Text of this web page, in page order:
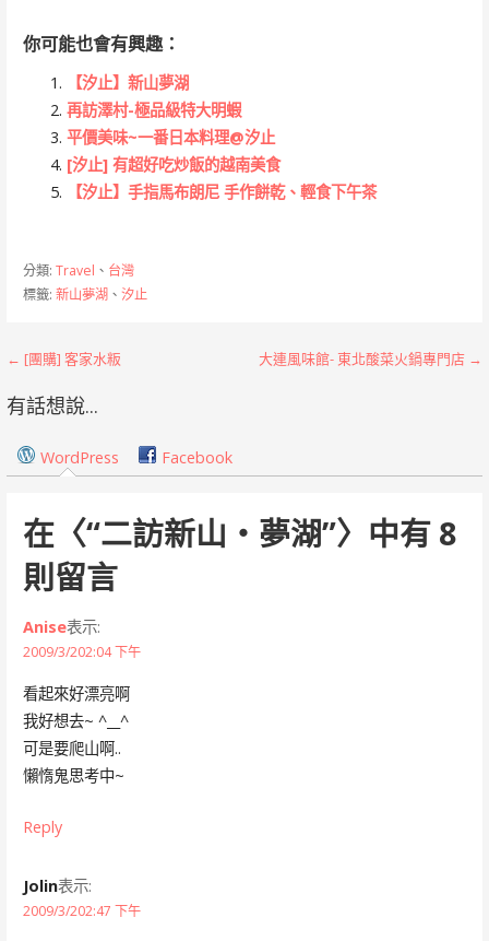
你可能也會有興趣：
【汐止】新山夢湖
再訪澤村-極品級特大明蝦
平價美味~一番日本料理@汐止
[汐止] 有超好吃炒飯的越南美食
【汐止】手指馬布朗尼 手作餅乾、輕食下午茶
分類: Travel 、 台灣
標籤: 新山夢湖 、 汐止
文
章
導
覽
← [團購] 客家水粄 大連風味館- 東北酸菜火鍋專門店 →
有話想說...
WordPress Facebook
在〈“二訪新山‧夢湖”〉中有 8
則留言
Anise表示:
2009/3/202:04 下午
看起來好漂亮啊
我好想去~ ^__^
可是要爬山啊..
懶惰鬼思考中~
Reply
Jolin表示:
2009/3/202:47 下午